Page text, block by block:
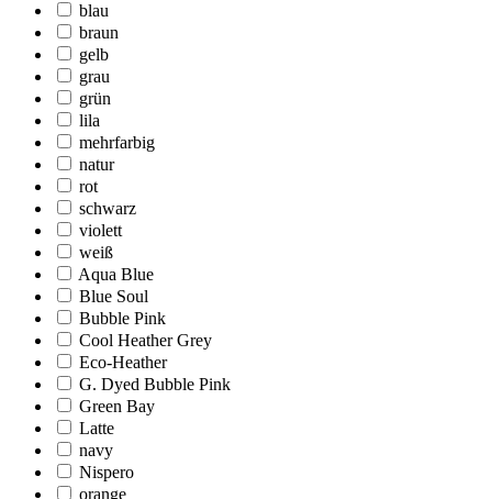
blau
braun
gelb
grau
grün
lila
mehrfarbig
natur
rot
schwarz
violett
weiß
Aqua Blue
Blue Soul
Bubble Pink
Cool Heather Grey
Eco-Heather
G. Dyed Bubble Pink
Green Bay
Latte
navy
Nispero
orange